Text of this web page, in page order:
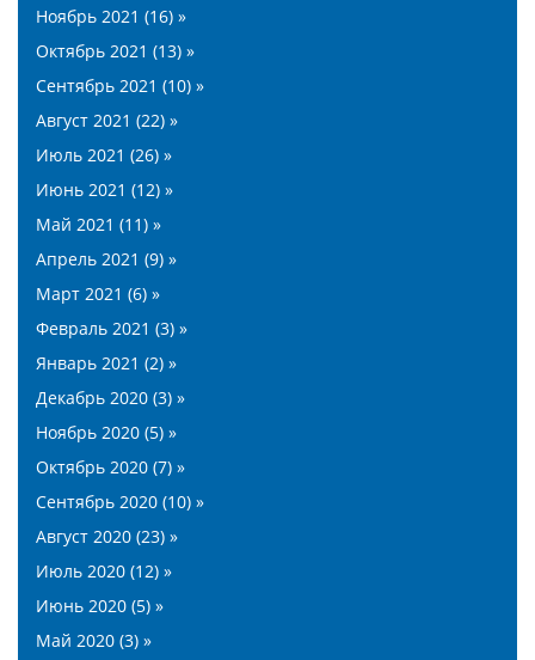
Ноябрь 2021 (16) »
Октябрь 2021 (13) »
Сентябрь 2021 (10) »
Август 2021 (22) »
Июль 2021 (26) »
Июнь 2021 (12) »
Май 2021 (11) »
Апрель 2021 (9) »
Март 2021 (6) »
Февраль 2021 (3) »
Январь 2021 (2) »
Декабрь 2020 (3) »
Ноябрь 2020 (5) »
Октябрь 2020 (7) »
Сентябрь 2020 (10) »
Август 2020 (23) »
Июль 2020 (12) »
Июнь 2020 (5) »
Май 2020 (3) »